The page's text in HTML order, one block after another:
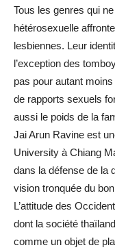
Tous les genres qui
hétérosexuelle
lesbiennes. Leur
l’exception des
pas pour autant
de rapports sexuels
aussi le poids de la
Jai Arun Ravine est
University à Chiang
dans la défense de la
vision tronquée du
L’attitude des
dont la société
comme un objet de